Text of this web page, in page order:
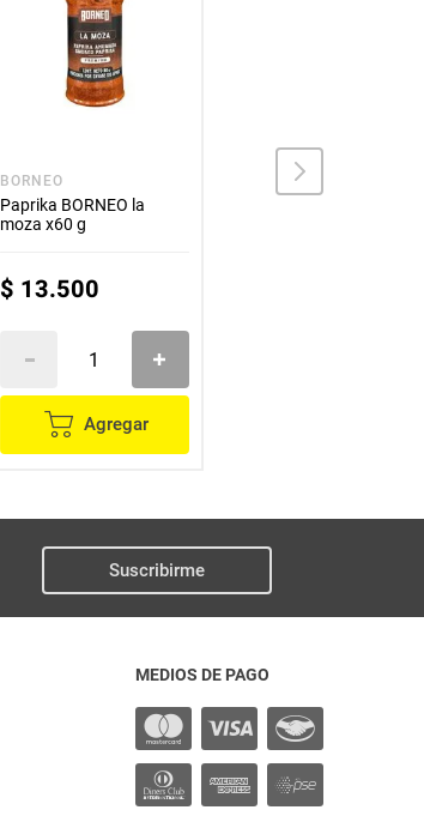
BORNEO
Paprika BORNEO la
moza x60 g
$ 13.500
Agregar
SELETTI
Suscribirme
MEDIOS DE PAGO